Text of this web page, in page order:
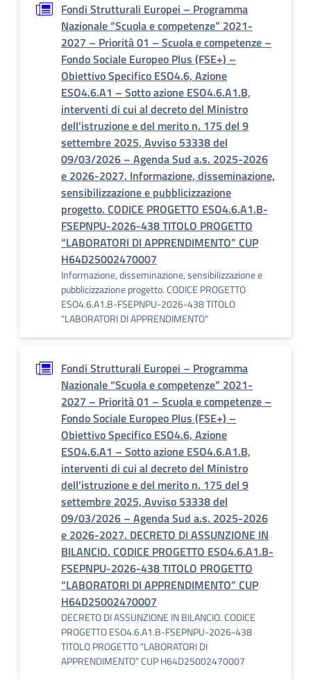
Fondi Strutturali Europei – Programma
Nazionale “Scuola e competenze” 2021-
2027 – Priorità 01 – Scuola e competenze –
Fondo Sociale Europeo Plus (FSE+) –
Obiettivo Specifico ESO4.6, Azione
ESO4.6.A1 – Sotto azione ESO4.6.A1.B,
interventi di cui al decreto del Ministro
dell’istruzione e del merito n. 175 del 9
settembre 2025, Avviso 53338 del
09/03/2026 – Agenda Sud a.s. 2025-2026
e 2026-2027. Informazione, disseminazione,
sensibilizzazione e pubblicizzazione
progetto. CODICE PROGETTO ESO4.6.A1.B-
FSEPNPU-2026-438 TITOLO PROGETTO
“LABORATORI DI APPRENDIMENTO” CUP
H64D25002470007
Informazione, disseminazione, sensibilizzazione e
pubblicizzazione progetto. CODICE PROGETTO
ESO4.6.A1.B-FSEPNPU-2026-438 TITOLO
“LABORATORI DI APPRENDIMENTO"
Fondi Strutturali Europei – Programma
Nazionale “Scuola e competenze” 2021-
2027 – Priorità 01 – Scuola e competenze –
Fondo Sociale Europeo Plus (FSE+) –
Obiettivo Specifico ESO4.6, Azione
ESO4.6.A1 – Sotto azione ESO4.6.A1.B,
interventi di cui al decreto del Ministro
dell’istruzione e del merito n. 175 del 9
settembre 2025, Avviso 53338 del
09/03/2026 – Agenda Sud a.s. 2025-2026
e 2026-2027. DECRETO DI ASSUNZIONE IN
BILANCIO. CODICE PROGETTO ESO4.6.A1.B-
FSEPNPU-2026-438 TITOLO PROGETTO
“LABORATORI DI APPRENDIMENTO” CUP
H64D25002470007
DECRETO DI ASSUNZIONE IN BILANCIO. CODICE
PROGETTO ESO4.6.A1.B-FSEPNPU-2026-438
TITOLO PROGETTO “LABORATORI DI
APPRENDIMENTO” CUP H64D25002470007